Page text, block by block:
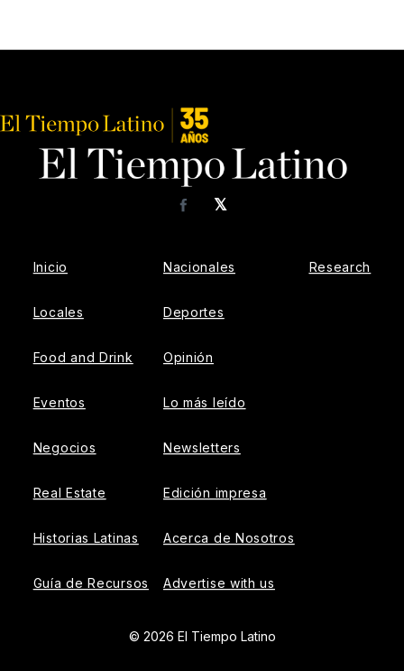
𝕏
Facebook
Inicio
Locales
Food and Drink
Eventos
Negocios
Real Estate
Historias Latinas
Guía de Recursos
Nacionales
Deportes
Opinión
Lo más leído
Newsletters
Edición impresa
Acerca de Nosotros
Advertise with us
Research
© 2026 El Tiempo Latino